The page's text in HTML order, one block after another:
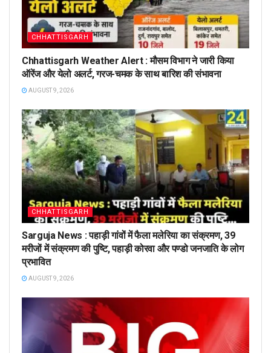
CHHATTISGARH
Chhattisgarh Weather Alert : मौसम विभाग ने जारी किया
ऑरेंज और येलो अलर्ट, गरज-चमक के साथ बारिश की संभावना
AUGUST 9, 2026
CHHATTISGARH
Sarguja News : पहाड़ी गांवों में फैला मलेरिया का संक्रमण, 39
मरीजों में संक्रमण की पुष्टि, पहाड़ी कोरवा और पण्डो जनजाति के लोग
प्रभावित
AUGUST 9, 2026